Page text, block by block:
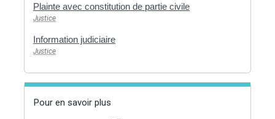
Plainte avec constitution de partie civile
Justice
Information judiciaire
Justice
Pour en savoir plus